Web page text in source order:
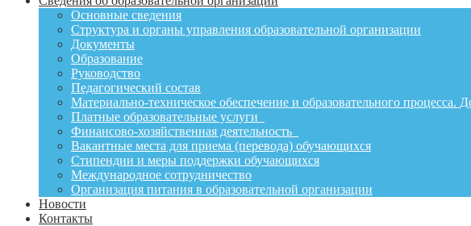
Основные сведения
Структура и органы управления образовательной организации
Документы
Образование
Руководство
Педагогический состав
Материально-техническое обеспечение и образовательного процесса.
Платные образовательные услуги
Финансово-хозяйственная деятельность
Вакантные места для приема (перевода) обучающихся
Стипендии и меры поддержки обучающихся
Международное сотрудничество
Организация питания в образовательной организации
Новости
Контакты